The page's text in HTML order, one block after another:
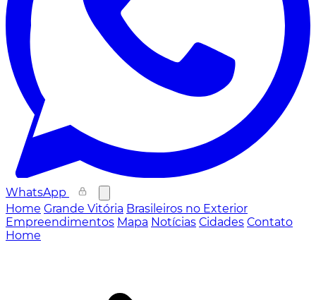
WhatsApp
Home Grande Vitória Brasileiros no Exterior
Empreendimentos Mapa Notícias Cidades Contato
Home